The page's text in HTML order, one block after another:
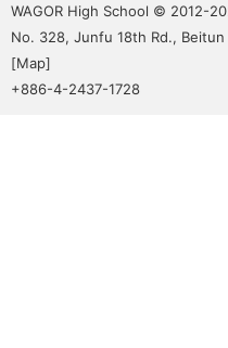
WAGOR High School © 2012-
No. 328, Junfu 18th Rd.,
[Map]
+886-4-2437-1728